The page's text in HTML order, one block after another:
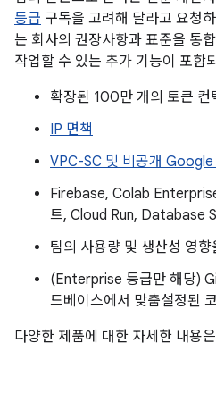
등급 구독을 고려해 달라고 요청
는 회사의 권장사항과 표준을 통
작업할 수 있는 추가 기능이 포함
확장된 100만 개의 토큰 컨
IP 면책
VPC-SC 및 비공개 Google
Firebase, Colab
트, Cloud Run, Database
팀의 사용량 및 생산성 영향
(Enterprise 등급만 해당)
드베이스에서 맞춤설정된
다양한 제품에 대한 자세한 내용은